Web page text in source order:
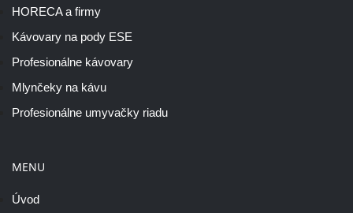
HORECA a firmy
Kávovary na pody ESE
Profesionálne kávovary
Mlynčeky na kávu
Profesionálne umyvačky riadu
MENU
Úvod